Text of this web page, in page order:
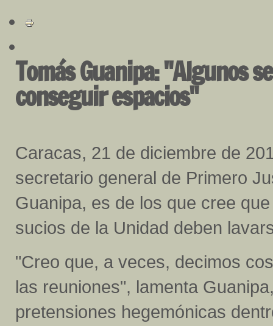
Tomás Guanipa: "Algunos
conseguir espacios"
Caracas, 21 de diciembre de
secretario general de Primero
Guanipa, es de los que cree
sucios de la Unidad deben
"Creo que, a veces, decimos
las reuniones", lamenta
pretensiones hegemónicas